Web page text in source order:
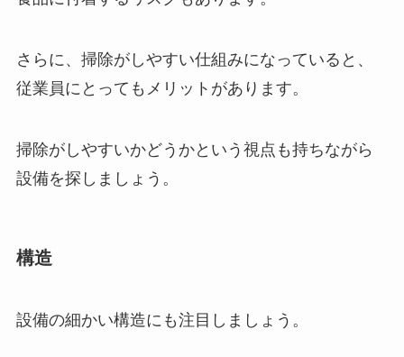
さらに、掃除がしやすい仕組みになっていると、
従業員にとってもメリットがあります。
掃除がしやすいかどうかという視点も持ちながら
設備を探しましょう。
構造
設備の細かい構造にも注目しましょう。